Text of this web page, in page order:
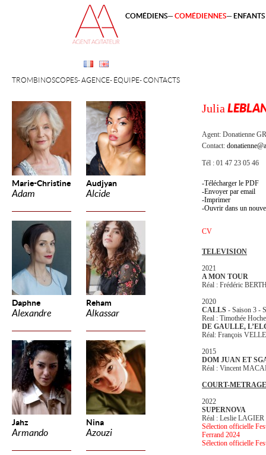
Marie-Christine
Adam
Audjyan
Alcide
Daphne
Alexandre
Reham
Alkassar
Jahz
Armando
Nina
Azouzi
TROMBINOSCOPES AGENCE ÉQUIPE CONTACTS
COMÉDIENS COMÉDIENNES
Julia
Agent: Donatienne
Contact:
Tél : 01 47 23 05 46
Télécharger le PDF
Envoyer par email
Imprimer
Ouvrir dans un
CV
TELEVISION
2021
A MON TOUR
Réal : Frédéric
2020
CALLS - Saison 3 -
Real : Timothée
DE GAULLE,
Réal: François
2015
DOM JUAN ET
Réal : Vincent
COURT-METRAGE
2022
SUPERNOVA
Réal : Leslie LAGIER
Sélection officielle
Ferrand 2024
Sélection officielle